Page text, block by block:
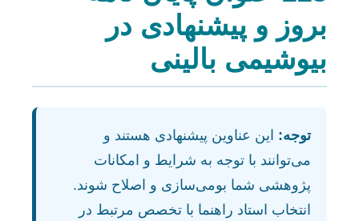
بروز و پیشنهادی در
بیوشیمی بالینی
توجه: این عناوین پیشنهادی هستند و
می‌توانند با توجه به شرایط و امکانات
پژوهشی شما بومی‌سازی و اصلاح شوند.
انتخاب استاد راهنما با تخصص مرتبط در